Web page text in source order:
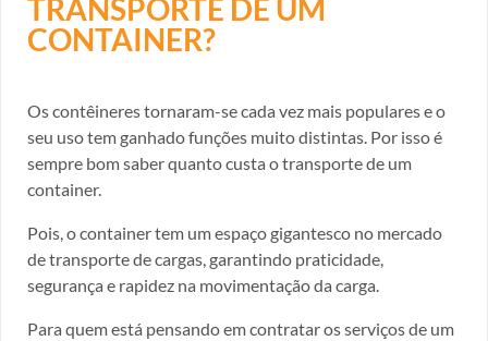
TRANSPORTE DE UM
CONTAINER?
Os contêineres tornaram-se cada vez mais populares e o
seu uso tem ganhado funções muito distintas. Por isso é
sempre bom saber quanto custa o transporte de um
container.
Pois, o container tem um espaço gigantesco no mercado
de transporte de cargas, garantindo praticidade,
segurança e rapidez na movimentação da carga.
Para quem está pensando em contratar os serviços de um